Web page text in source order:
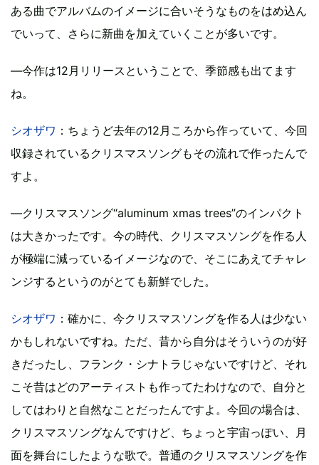
ある曲でアルバムのイメージに合いそうなものをはめ込ん
でいって、さらに新曲を加えていくことが多いです。
―今作は12月リリースということで、季節感も出てます
ね。
シオザワ ：ちょうど去年の12月ころから作っていて、今回
収録されているクリスマスソングもその流れで作ったんで
すよ。
―クリスマスソング“aluminum xmas trees”のインパクト
は大きかったです。今の時代、クリスマスソングを作る人
が極端に減っているイメージなので、そこにあえてチャレ
ンジするというのがとても新鮮でした。
シオザワ ：確かに、今クリスマスソングを作る人は少ない
かもしれないですね。ただ、昔から自分はそういうのが好
きだったし、フランク・シナトラじゃないですけど、それ
こそ昔はどのアーティストも作ってたわけなので、自分と
してはわりと自然なことだったんですよ。今回の場合は、
クリスマスソングなんですけど、ちょっと宇宙っぽい、月
面を舞台にしたような歌で。普通のクリスマスソングを作